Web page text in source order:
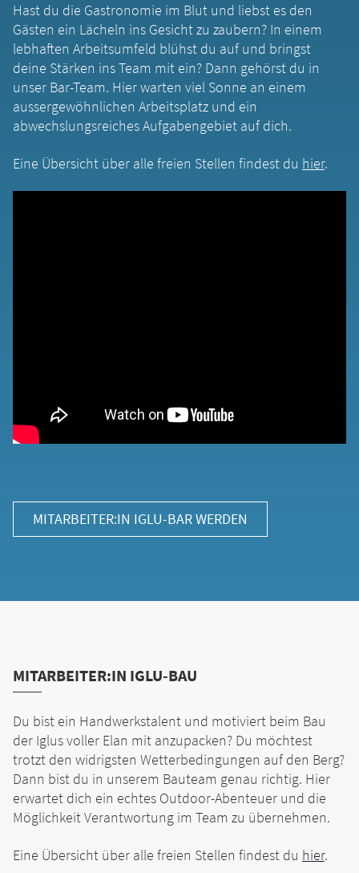
Hast du die Gastronomie im Blut und liebst es den
Gästen ein Lächeln ins Gesicht zu zaubern? In einem
lebhaften Arbeitsumfeld blühst du auf und bringst
deine Stärken ins Team mit ein? Dann gehörst du in
unser Bar-Team. Hier warten viel Sonne an einem
aussergewöhnlichen Arbeitsplatz und ein
abwechslungsreiches Aufgabengebiet auf dich.
Eine Übersicht über alle freien Stellen findest du hier.
MITARBEITER:IN IGLU-BAR WERDEN
MITARBEITER:IN IGLU-BAU
Du bist ein Handwerkstalent und motiviert beim Bau
der Iglus voller Elan mit anzupacken? Du möchtest
trotzt den widrigsten Wetterbedingungen auf den Berg?
Dann bist du in unserem Bauteam genau richtig. Hier
erwartet dich ein echtes Outdoor-Abenteuer und die
Möglichkeit Verantwortung im Team zu übernehmen.
Eine Übersicht über alle freien Stellen findest du hier.